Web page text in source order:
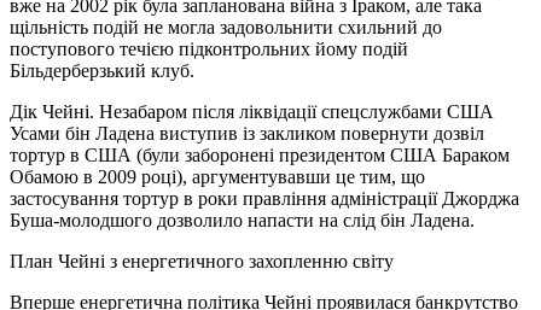
вже на 2002 рік була запланована війна з Іраком, але така
щільність подій не могла задовольнити схильний до
поступового течією підконтрольних йому подій
Більдерберзький клуб.
Дік Чейні. Незабаром після ліквідації спецслужбами США
Усами бін Ладена виступив із закликом повернути дозвіл
тортур в США (були заборонені президентом США Бараком
Обамою в 2009 році), аргументувавши це тим, що
застосування тортур в роки правління адміністрації Джорджа
Буша-молодшого дозволило напасти на слід бін Ладена.
План Чейні з енергетичного захопленню світу
Вперше енергетична політика Чейні проявилася банкрутство